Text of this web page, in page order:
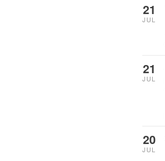
21
JUL
21
JUL
20
JUL